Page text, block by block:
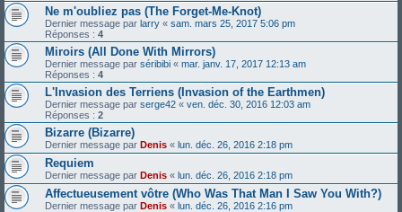
Ne m'oubliez pas (The Forget-Me-Knot)
Dernier message par larry « sam. mars 25, 2017 5:06 pm
Réponses : 4
Miroirs (All Done With Mirrors)
Dernier message par séribibi « mar. janv. 17, 2017 12:13 am
Réponses : 4
L'Invasion des Terriens (Invasion of the Earthmen)
Dernier message par serge42 « ven. déc. 30, 2016 12:03 am
Réponses : 2
Bizarre (Bizarre)
Dernier message par Denis « lun. déc. 26, 2016 2:18 pm
Requiem
Dernier message par Denis « lun. déc. 26, 2016 2:18 pm
Affectueusement vôtre (Who Was That Man I Saw You With?)
Dernier message par Denis « lun. déc. 26, 2016 2:16 pm